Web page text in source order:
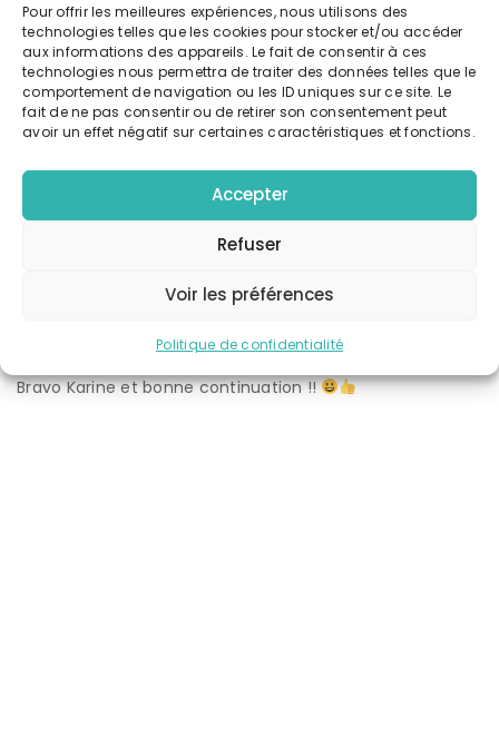
Pour offrir les meilleures expériences, nous utilisons des
technologies telles que les cookies pour stocker et/ou accéder
aux informations des appareils. Le fait de consentir à ces
technologies nous permettra de traiter des données telles que le
comportement de navigation ou les ID uniques sur ce site. Le
fait de ne pas consentir ou de retirer son consentement peut
avoir un effet négatif sur certaines caractéristiques et fonctions.
Accepter
Refuser
Voir les préférences
Politique de confidentialité
accompagner dans une démarche zéro déchet.
Ses produits sont de bonne qualité et répondent
parfaitement à nos besoins.
Bravo Karine et bonne continuation !!